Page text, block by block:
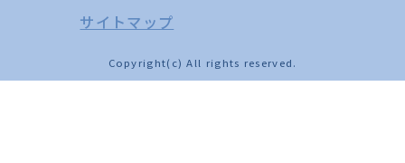
サイトマップ
Copyright(c) All rights reserved.